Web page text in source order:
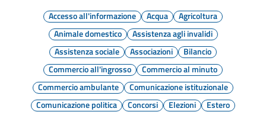
Accesso all'informazione
Acqua
Agricoltura
Animale domestico
Assistenza agli invalidi
Assistenza sociale
Associazioni
Bilancio
Commercio all'ingrosso
Commercio al minuto
Commercio ambulante
Comunicazione istituzionale
Comunicazione politica
Concorsi Elezioni
Estero